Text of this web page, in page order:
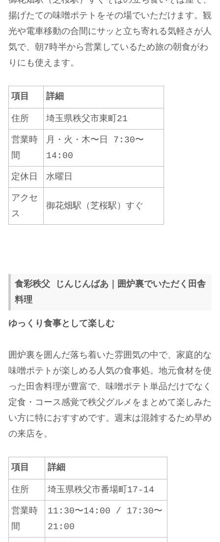
揚げたての味噌ポテトをその場でいただけます。観
光や電車移動の合間にサッと立ち寄れる気軽さが人
気で、朝7時半から営業しているため旅の朝食がわ
りにも使えます。
項目 詳細
住所 埼玉県秩父市東町21
営業時
間
月・火・木〜日 7:30〜
14:00
定休日 水曜日
アクセ
ス
御花畑駅（芝桜駅）すぐ
食彩秩父 じんじんばあ｜囲炉裏でいただく田舎
料理
ゆっくり食事として楽しむ
囲炉裏を囲んだ落ち着いた雰囲気の中で、家庭的な
味噌ポテトが楽しめる人気の食事処。地元食材を使
った田舎料理が豊富で、味噌ポテト単品だけでなく
定食・コース感覚で秩父グルメをまとめて楽しみた
い方に特におすすめです。週末は混雑するため早め
の来店を。
項目 詳細
住所 埼玉県秩父市番場町17-14
営業時
間
11:30〜14:00 / 17:30〜
21:00